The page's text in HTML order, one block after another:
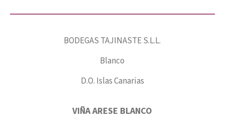
BODEGAS TAJINASTE S.L.L.
Blanco
D.O. Islas Canarias
VIÑA ARESE BLANCO